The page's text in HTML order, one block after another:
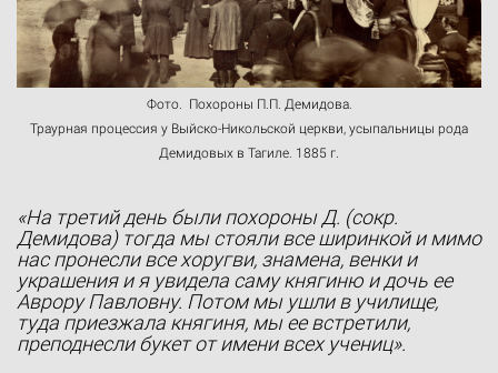
Фото. Похороны П.П. Демидова.
Траурная процессия у Выйско-Никольской церкви, усыпальницы рода
Демидовых в Тагиле. 1885 г.
«На третий день были похороны Д. (сокр.
Демидова) тогда мы стояли все ширинкой и мимо
нас пронесли все хоругви, знамена, венки и
украшения и я увидела саму княгиню и дочь ее
Аврору Павловну. Потом мы ушли в училище,
туда приезжала княгиня, мы ее встретили,
преподнесли букет от имени всех учениц».